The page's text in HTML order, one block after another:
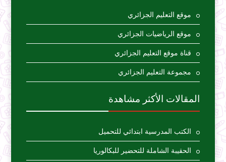
موقع التعليم الجزائري
موقع الرياضيات الجزائري
قناة موقع التعليم الجزائري
مجموعة التعليم الجزائري
المقالات الأكثر مشاهدة
الكتب المدرسية ابتدائي للتحميل
الحقيبة الشاملة للتحضير للبكالوريا